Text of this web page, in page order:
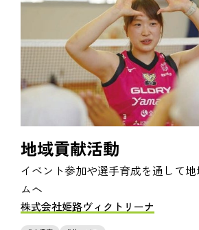
地域貢献活動
イベント参加や選手育成を通して
ムへ
株式会社姫路ヴィクトリーナ